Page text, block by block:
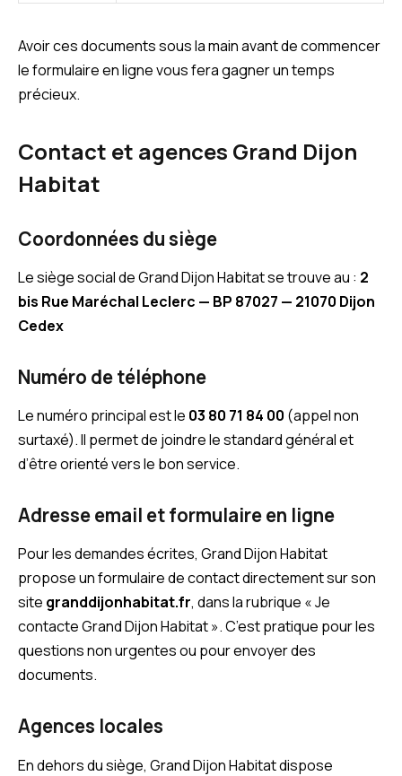
Avoir ces documents sous la main avant de commencer
le formulaire en ligne vous fera gagner un temps
précieux.
Contact et agences Grand Dijon
Habitat
Coordonnées du siège
Le siège social de Grand Dijon Habitat se trouve au : 2
bis Rue Maréchal Leclerc — BP 87027 — 21070 Dijon
Cedex
Numéro de téléphone
Le numéro principal est le 03 80 71 84 00 (appel non
surtaxé). Il permet de joindre le standard général et
d’être orienté vers le bon service.
Adresse email et formulaire en ligne
Pour les demandes écrites, Grand Dijon Habitat
propose un formulaire de contact directement sur son
site granddijonhabitat.fr, dans la rubrique « Je
contacte Grand Dijon Habitat ». C’est pratique pour les
questions non urgentes ou pour envoyer des
documents.
Agences locales
En dehors du siège, Grand Dijon Habitat dispose